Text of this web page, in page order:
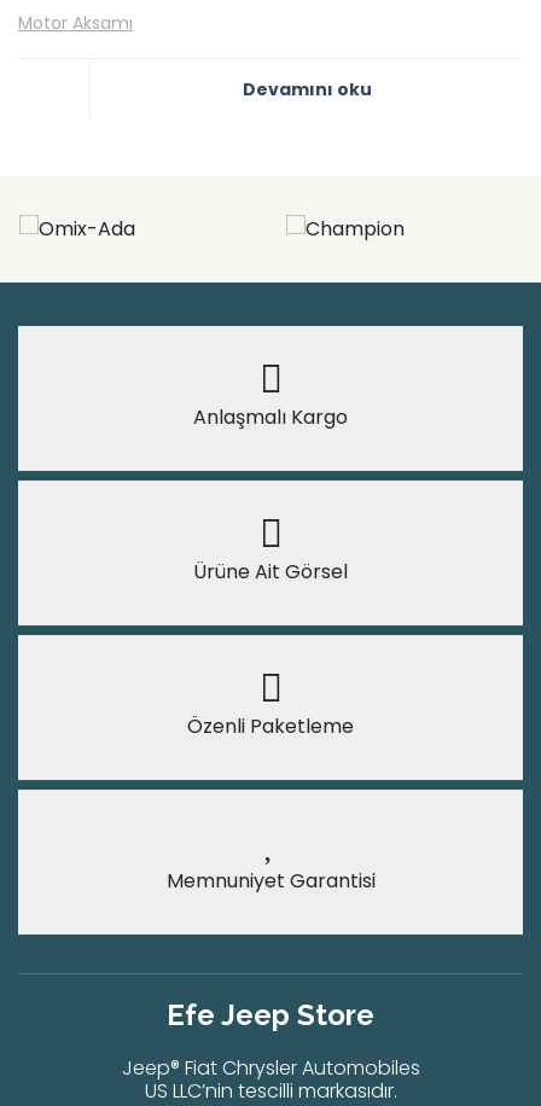
Motor Aksamı
Devamını oku
Anlaşmalı Kargo
Ürüne Ait Görsel
Özenli Paketleme
Memnuniyet Garantisi
Efe Jeep Store
Jeep® Fiat Chrysler Automobiles
US LLC’nin tescilli markasıdır.